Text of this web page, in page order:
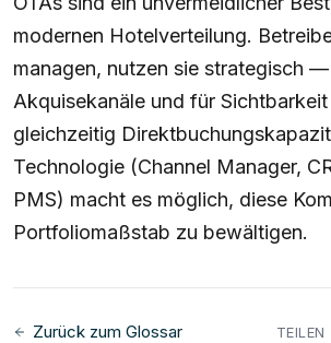
modernen Hotelverteilung.
managen, nutzen sie strategisch
Akquisekanäle und für
gleichzeitig
Technologie (Channel Manager,
PMS) macht es möglich, diese
Portfoliomaßstab zu bewältigen.
Zurück zum Glossar TEILEN